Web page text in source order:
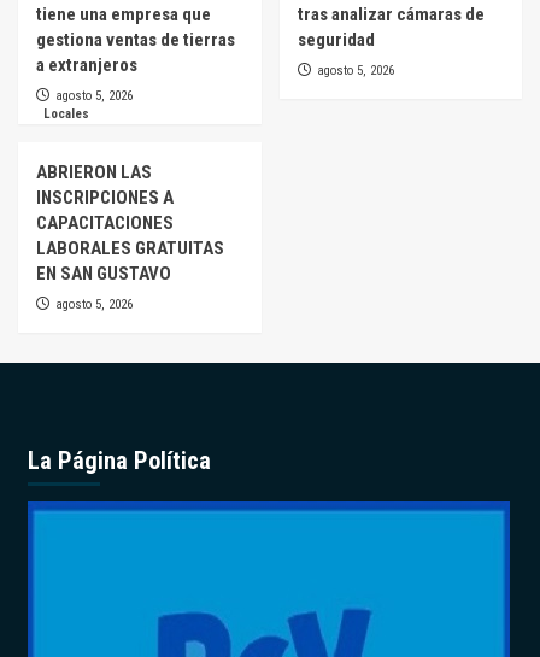
tiene una empresa que
gestiona ventas de tierras
a extranjeros
agosto 5, 2026
tras analizar cámaras de
seguridad
agosto 5, 2026
Locales
ABRIERON LAS
INSCRIPCIONES A
CAPACITACIONES
LABORALES GRATUITAS
EN SAN GUSTAVO
agosto 5, 2026
La Página Política